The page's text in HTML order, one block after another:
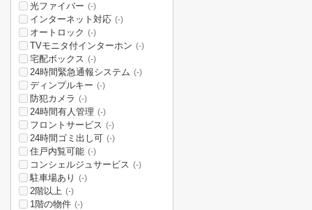
光ファイバー (-)
インターネット対応 (-)
オートロック (-)
TVモニタ付インターホン (-)
宅配ボックス (-)
24時間緊急通報システム (-)
ディンプルキー (-)
防犯カメラ (-)
24時間有人管理 (-)
フロントサービス (-)
24時間ゴミ出し可 (-)
住戸内覧可能 (-)
コンシェルジュサービス (-)
駐車場あり (-)
2階以上 (-)
1階の物件 (-)